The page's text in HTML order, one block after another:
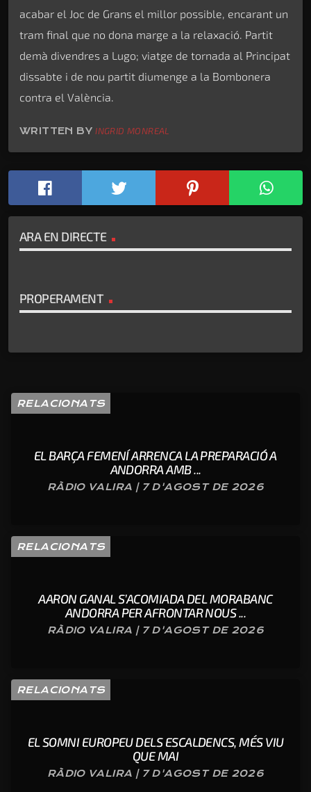
acabar el Joc de Grans el millor possible, encarant un
tram final que no dona marge a la relaxació. Partit
demà divendres a Lugo; viatge de tornada al Principat
dissabte i de nou partit diumenge a la Bombonera
contra el València.
WRITTEN BYINGRID MONREAL
ARA EN DIRECTE
PROPERAMENT
RELACIONATS
EL BARÇA FEMENÍ ARRENCA LA PREPARACIÓ A
ANDORRA AMB ...
RÀDIO VALIRA | 7 D'AGOST DE 2026
RELACIONATS
AARON GANAL S’ACOMIADA DEL MORABANC
ANDORRA PER AFRONTAR NOUS ...
RÀDIO VALIRA | 7 D'AGOST DE 2026
RELACIONATS
EL SOMNI EUROPEU DELS ESCALDENCS, MÉS VIU
QUE MAI
RÀDIO VALIRA | 7 D'AGOST DE 2026